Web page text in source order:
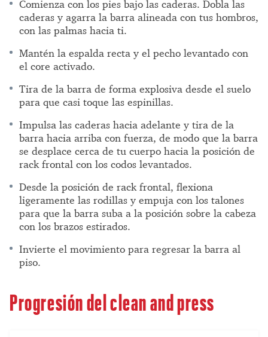
Comienza con los pies bajo las caderas. Dobla las
caderas y agarra la barra alineada con tus hombros,
con las palmas hacia ti.
Mantén la espalda recta y el pecho levantado con
el core activado.
Tira de la barra de forma explosiva desde el suelo
para que casi toque las espinillas.
Impulsa las caderas hacia adelante y tira de la
barra hacia arriba con fuerza, de modo que la barra
se desplace cerca de tu cuerpo hacia la posición de
rack frontal con los codos levantados.
Desde la posición de rack frontal, flexiona
ligeramente las rodillas y empuja con los talones
para que la barra suba a la posición sobre la cabeza
con los brazos estirados.
Invierte el movimiento para regresar la barra al
piso.
Progresión del clean and press